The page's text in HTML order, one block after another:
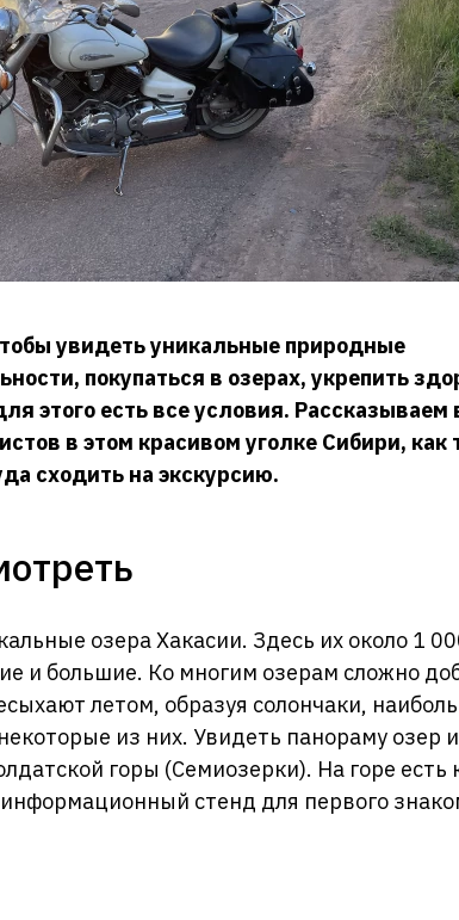
увидеть уникальные природные
покупаться в озерах, укрепить
этого есть все условия.
в этом красивом уголке Сибири, как
сходить на экскурсию.
озера Хакасии. Здесь их около 1
и большие. Ко многим озерам сложно
летом, образуя солончаки,
из них. Увидеть панораму озер
горы (Семиозерки). На горе есть
стенд для первого